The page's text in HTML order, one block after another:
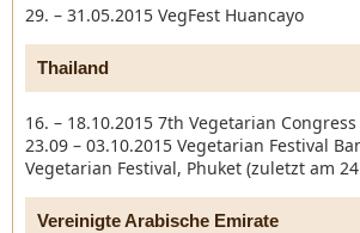
29. – 31.05.2015 VegFest Huancayo
Thailand
16. – 18.10.2015 7th Vegetarian
23.09 – 03.10.2015 Vegetarian Festival
Vegetarian Festival, Phuket (zuletzt am
Vereinigte Arabische Emirate